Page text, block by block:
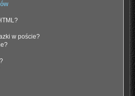
w poście?